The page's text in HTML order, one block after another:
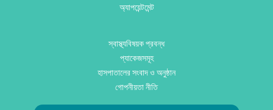
অ্যাপয়েন্টমেন্ট
স্বাস্থ্যবিষয়ক প্রবন্ধ
প্যাকেজসমূহ
হাসপাতালের সংবাদ ও অনুষ্ঠান
গোপনীয়তা নীতি